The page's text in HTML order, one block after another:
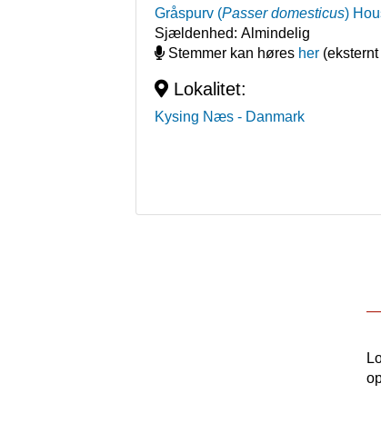
Gråspurv (Passer domesticus)
Sjældenhed:Almindelig
Stemmer kan høres her
Lokalitet:
Kysing Næs - Danmark